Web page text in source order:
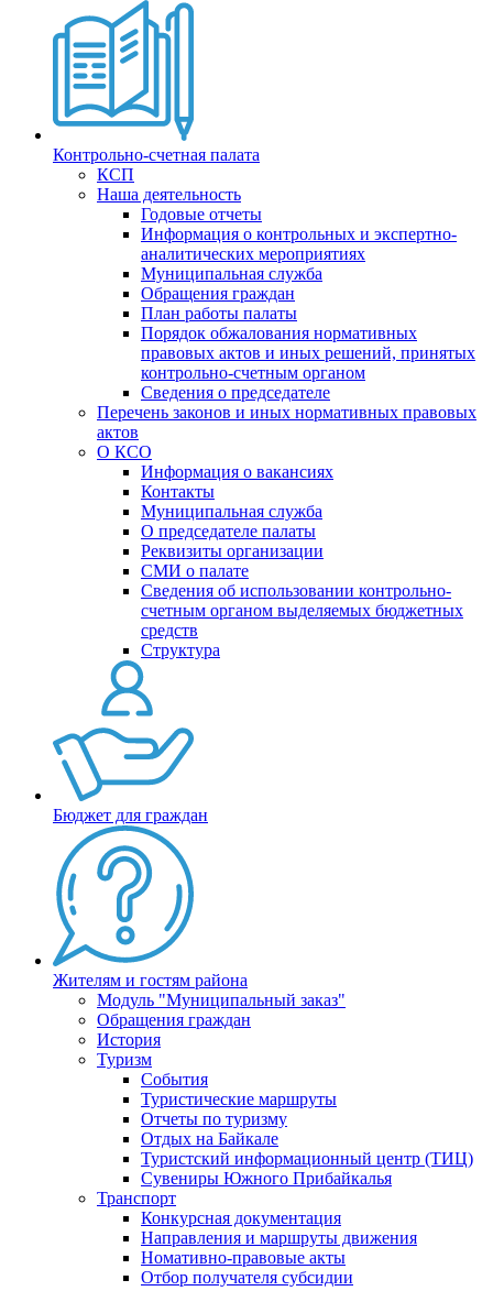
Контрольно-счетная палата
КСП
Наша деятельность
Годовые отчеты
Информация о контрольных и экспертно-
аналитических мероприятиях
Муниципальная служба
Обращения граждан
План работы палаты
Порядок обжалования нормативных
правовых актов и иных решений, принятых
контрольно-счетным органом
Сведения о председателе
Перечень законов и иных нормативных правовых
актов
О КСО
Информация о вакансиях
Контакты
Муниципальная служба
О председателе палаты
Реквизиты организации
СМИ о палате
Сведения об использовании контрольно-
счетным органом выделяемых бюджетных
средств
Структура
Бюджет для граждан
Жителям и гостям района
Модуль "Муниципальный заказ"
Обращения граждан
История
Туризм
События
Туристические маршруты
Отчеты по туризму
Отдых на Байкале
Туристский информационный центр (ТИЦ)
Сувениры Южного Прибайкалья
Транспорт
Конкурсная документация
Направления и маршруты движения
Номативно-правовые акты
Отбор получателя субсидии